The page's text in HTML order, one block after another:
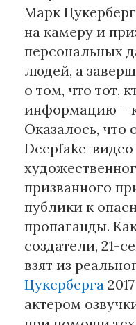
Марк
на камеру и
персональных
людей, а
о том, что тот,
информацию –
Оказалось, что
Deepfake-видео
призванного
публики к
пропаганды.
создатели, 21-
взят из
Цукерберга
актером